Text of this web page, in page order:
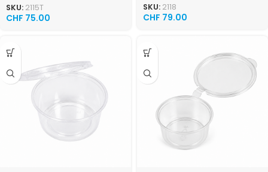
SKU: 2115T
CHF 75.00
SKU: 2118
CHF 79.00